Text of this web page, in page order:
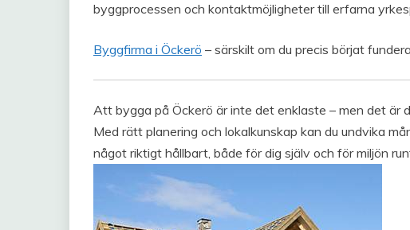
byggprocessen och kontaktmöjligheter till erfarna
Byggfirma i Öckerö – särskilt om du precis börjat
Att bygga på Öckerö är inte det enklaste – men det är
Med rätt planering och lokalkunskap kan du undvika
något riktigt hållbart, både för dig själv och för miljön